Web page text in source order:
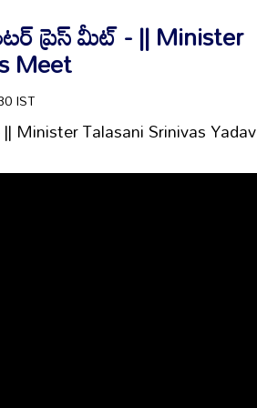
ప్రెస్ మీట్ - || Minister
Meet
IST
Minister Talasani Srinivas Yadav